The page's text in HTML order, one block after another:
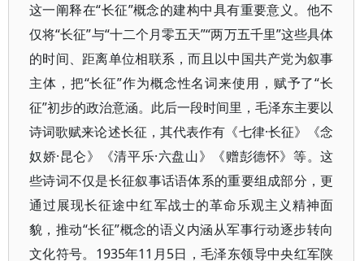
这一阐释在“长征”概念的建构中具有重要意义。他不
仅将“长征”与“十二个月零五天”“两万五千里”这些具体
的时间、距离单位相联系，而且以中国共产党为叙事
主体，把“长征”作为概念性名词来使用，赋予了“长
征”初步的政治意涵。此后一段时间里，毛泽东主要以
诗词歌赋来论述长征，其代表作有《七律·长征》《念
奴娇·昆仑》《清平乐·六盘山》《赠彭德怀》等。这
些诗词不仅是长征叙事话语体系的重要组成部分，更
通过展现长征途中红军战士的革命乐观主义精神面
貌，推动“长征”概念的语义内涵从军事行动逐步转向
文化符号。1935年11月5日，毛泽东领导中央红军陕